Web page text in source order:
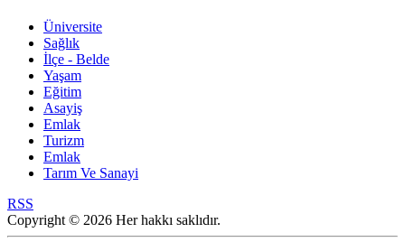
Üniversite
Sağlık
İlçe - Belde
Yaşam
Eğitim
Asayiş
Emlak
Turizm
Emlak
Tarım Ve Sanayi
RSS
Copyright © 2026 Her hakkı saklıdır.